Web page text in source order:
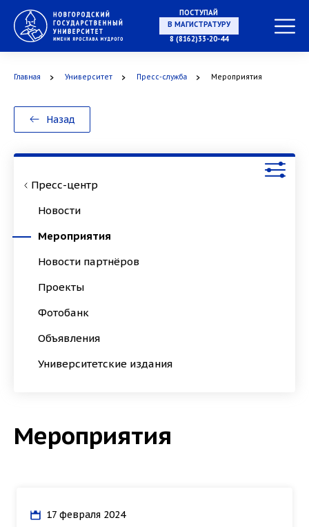
ПОСТУПАЙ
В МАГИСТРАТУРУ
В ОРДИНАТУРУ
8 (8162)33-20-44
Главная Университет Пресс-служба Мероприятия
Назад
Пресс-центр
Новости
Мероприятия
Новости партнёров
Проекты
Фотобанк
Объявления
Университетские издания
Мероприятия
17 февраля 2024